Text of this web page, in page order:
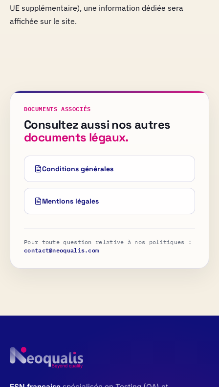
UE supplémentaire), une information dédiée sera
affichée sur le site.
DOCUMENTS ASSOCIÉS
Consultez aussi nos autres
documents légaux.
Conditions générales
Mentions légales
Pour toute question relative à nos politiques :
contact@neoqualis.com